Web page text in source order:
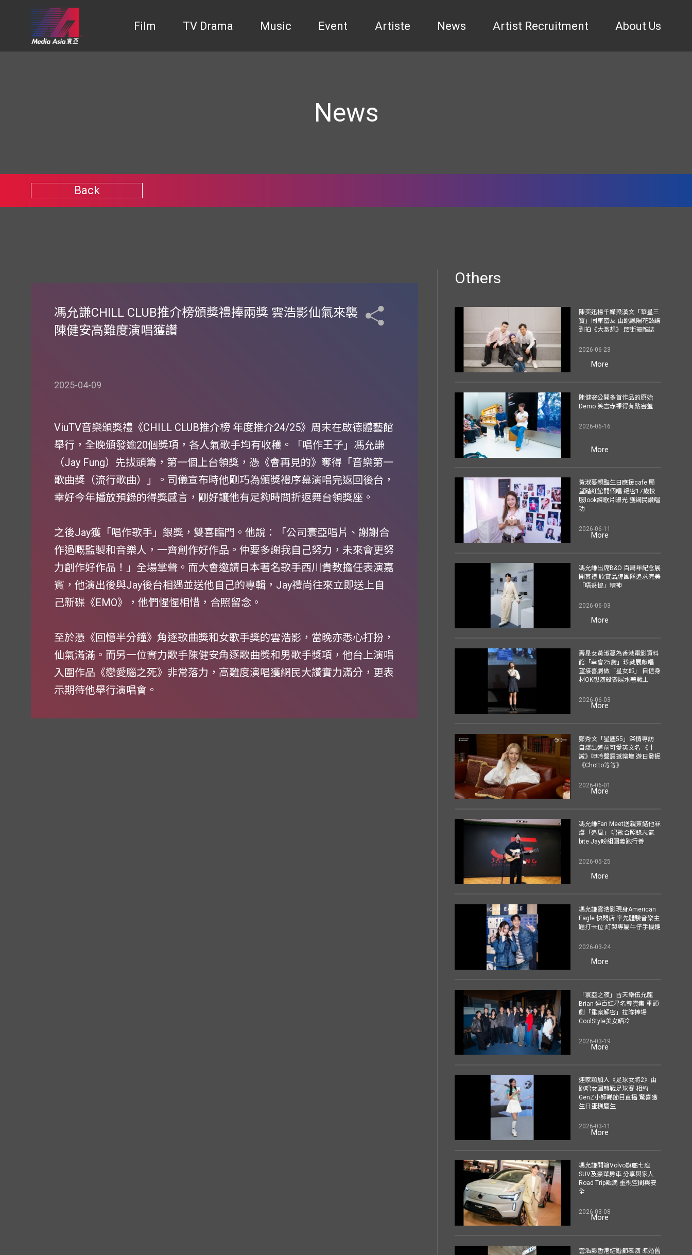
Film TV Drama Music Event Artiste News Artist Recruitment About Us
News
Back
馮允謙CHILL CLUB推介榜頒獎禮捧兩獎 雲浩影仙氣來襲
陳健安高難度演唱獲讚
2025-04-09
ViuTV音樂頒獎禮《CHILL CLUB推介榜 年度推介24/25》周末在啟德體藝館
舉行，全晚頒發逾20個獎項，各人氣歌手均有收穫。「唱作王子」馮允謙
（Jay Fung）先拔頭籌，第一個上台領獎，憑《會再見的》奪得「音樂第一
歌曲獎（流行歌曲）」。司儀宣布時他剛巧為頒獎禮序幕演唱完返回後台，
幸好今年播放預錄的得獎感言，剛好讓他有足夠時間折返舞台領獎座。
之後Jay獲「唱作歌手」銀獎，雙喜臨門。他說：「公司寰亞唱片、謝謝合
作過嘅監製和音樂人，一齊創作好作品。仲要多謝我自己努力，未來會更努
力創作好作品！」全場掌聲。而大會邀請日本著名歌手西川貴教擔任表演嘉
賓，他演出後與Jay後台相遇並送他自己的專輯，Jay禮尚往來立即送上自
己新碟《EMO》，他們惺惺相惜，合照留念。
至於憑《回憶半分鐘》角逐歌曲獎和女歌手獎的雲浩影，當晚亦悉心打扮，
仙氣滿滿。而另一位實力歌手陳健安角逐歌曲獎和男歌手獎項，他台上演唱
入圍作品《戀愛腦之死》非常落力，高難度演唱獲網民大讚實力滿分，更表
示期待他舉行演唱會。
Others
陳奕迅楊千嬅梁漢文「華星三
寶」同車密友 由跳鳳陽花鼓講
到拍《大激想》 踎街揭雜誌
2026-06-23
More
陳健安公開多首作品的原始
Demo 笑言赤裸得有點害羞
2026-06-16
More
黃淑蔓親臨生日應援cafe 願
望踏紅館開個唱 絕密17歲校
服look練歌片曝光 獲網民讚唱
功
2026-06-11
More
馮允謙出席B&O 百周年紀念展
開幕禮 欣賞品牌團隊追求完美
「唔妥協」精神
2026-06-03
More
壽星女黃淑蔓為香港電影資料
館「幸會25歲」珍藏展獻唱
望接喜劇做「星女郎」 自信身
材OK想演殺喪屍水著戰士
2026-06-03
More
鄭秀文「星塵55」深情專訪
自爆出道前可愛英文名 《十
誡》呻吟聲震撼樂壇 遊日發掘
《Chotto等等》
2026-06-01
More
馮允謙Fan Meet送親簽結他冧
爆「追風」 唱歌合照錄志氣
bite Jay盼組團義跑行善
2026-05-25
More
馮允謙雲浩影現身American
Eagle 快閃店 率先體驗音樂主
題打卡位 訂製專屬牛仔手機鏈
2026-03-24
More
「寰亞之夜」古天樂伍允龍
Brian 過百紅星名導雲集 重頭
劇「重案解密」拉隊捧場
CoolStyle美女晒冷
2026-03-19
More
連家穎加入《足球女將2》由
跳唱女團轉戰足球賽 相約
GenZ小師睇節目直播 驚喜獲
生日蛋糕慶生
2026-03-11
More
馮允謙開箱Volvo旗艦七座
SUV及豪華房車 分享與家人
Road Trip點滴 重視空間與安
全
2026-03-08
More
雲浩影香港結婚節表演 準婚舊